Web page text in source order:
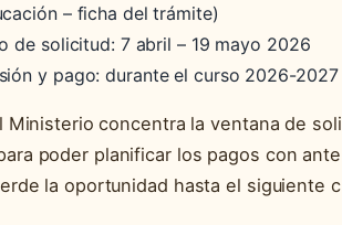
– ficha del trámite)
de solicitud: 7 abril – 19 mayo 2026
y pago: durante el curso 2026-2027
Ministerio concentra la ventana de
poder planificar los pagos con
la oportunidad hasta el siguiente